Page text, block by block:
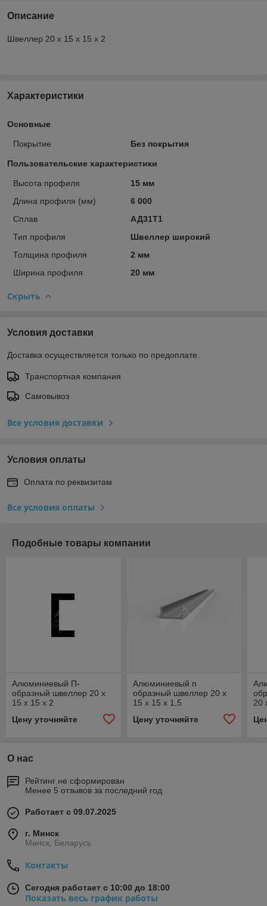
Описание
Швеллер 20 x 15 x 15 x 2
Характеристики
Основные
Покрытие Без покрытия
Пользовательские характеристики
Высота профиля
15 мм
Длина профиля (мм)
6 000
Сплав
АД31Т1
Тип профиля
Швеллер широкий
Толщина профиля
2 мм
Ширина профиля
20 мм
Скрыть
Условия доставки
Доставка осуществляется только по предоплате.
Транспортная компания
Самовывоз
Все условия доставки
Условия оплаты
Оплата по реквизитам
Все условия оплаты
Подобные товары компании
Алюминиевый П-
образный швеллер 20 x
15 x 15 x 2
Цену уточняйте
Алюминиевый п
образный швеллер 20 x
15 x 15 x 1,5
Цену уточняйте
20
О нас
Рейтинг не сформирован
Менее 5 отзывов за последний год
Работает с 09.07.2025
г. Минск
Минск, Беларусь
Контакты
Сегодня работает с 10:00 до 18:00
Показать весь график работы